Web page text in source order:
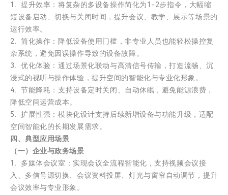
1. 提升效率：将复杂的多设备操作简化为1-2步指令，大幅缩
短设备启动、切换与关闭时间，提升会议、教学、展示等场景的
运行效率。
2. 简化操作：降低设备使用门槛，非专业人员也能轻松操控复
杂系统，避免因误操作导致的设备故障。
3. 优化体验：通过场景化联动与高清信号传输，打造流畅、沉
浸式的视听与操作体验，提升空间的智能化与专业化形象。
4. 节能降耗：支持设备定时关闭、自动休眠，避免能源浪费，
降低空间运营成本。
5. 扩展性强：模块化设计支持后续新增设备与功能升级，适配
空间智能化的长期发展需求。
四、典型应用场景
（一）企业与政务场景
1. 多媒体会议室：实现会议全流程智能化，支持视频会议接
入、多信号源切换、会议资料投屏、灯光与窗帘自动调节，提升
会议效率与专业形象。